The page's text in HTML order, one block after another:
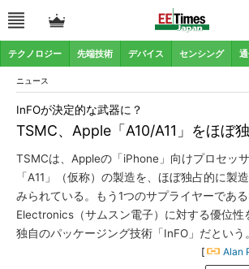
テクノロジー 先端技術 デバイス センシング
ニュース
TSMC、Apple「A10/A11」をほぼ
InFOが決定的な武器に？
TSMCは、Appleの「iPhone」向けプロセッ
「A11」（仮称）の製造を、ほぼ独占的に製
みられている。もう1つのサプライヤーであ
Electronics（サムスン電子）に対する優位性
独自のパッケージング技術「InFO」だという。
[ Alan